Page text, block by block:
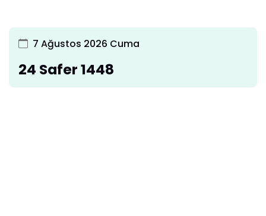
7 Ağustos 2026 Cuma
24 Safer 1448